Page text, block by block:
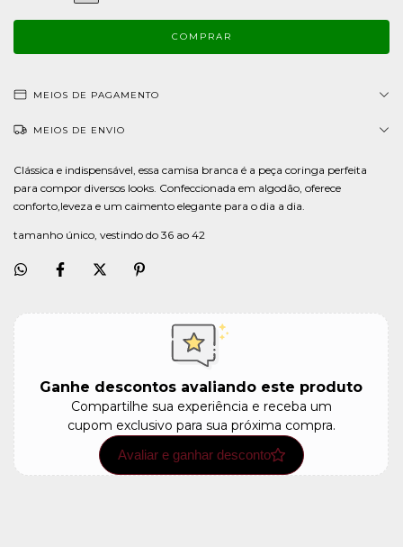
MEIOS DE PAGAMENTO
MEIOS DE ENVIO
Clássica e indispensável, essa camisa branca é a peça coringa perfeita
para compor diversos looks. Confeccionada em algodão, oferece
conforto,leveza e um caimento elegante para o dia a dia.
tamanho único, vestindo do 36 ao 42
Ganhe descontos avaliando este produto
Compartilhe sua experiência e receba um
cupom exclusivo para sua próxima compra.
Avaliar e ganhar desconto